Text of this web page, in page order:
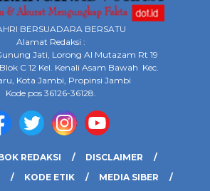
BERSUADARA BERSATU
Alamat Redaksi :
Jati, Lorong Al Mutazam Rt 19
C 12 Kel. Kenali Asam Bawah Kec.
Kota Jambi, Propinsi Jambi
Kode pos 36126-36128.
REDAKSI
DISCLAIMER
KODE ETIK
MEDIA SIBER